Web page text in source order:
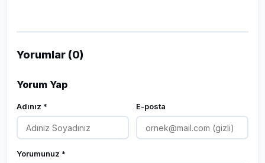
Yorumlar (0)
Yorum Yap
Adınız * E-posta
Yorumunuz *